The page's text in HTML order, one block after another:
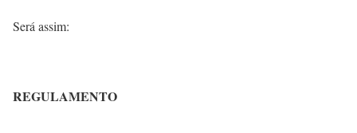
Será assim:
REGULAMENTO